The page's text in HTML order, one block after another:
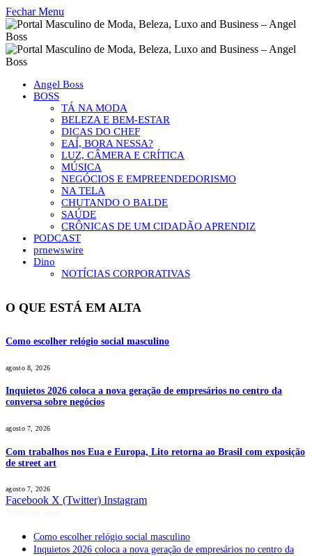
Fechar Menu
Angel Boss
BOSS
TÁ NA MODA
BELEZA E BEM-ESTAR
DICAS DO CHEF
EAÍ, BORA NESSA?
LUZ, CÂMERA E CRÍTICA
MÚSICA
NEGÓCIOS E EMPREENDEDORISMO
NA TELA
CHUTANDO O BALDE
SAÚDE
CRÔNICAS DE UM CIDADÃO APRENDIZ
PODCAST
prnewswire
Dino
NOTÍCIAS CORPORATIVAS
O QUE ESTÁ EM ALTA
Como escolher relógio social masculino
agosto 8, 2026
Inquietos 2026 coloca a nova geração de empresários no centro da
conversa sobre negócios
agosto 7, 2026
Com trabalhos nos Eua e Europa, Lito retorna ao Brasil com exposição
de street art
agosto 7, 2026
Facebook X (Twitter) Instagram
Como escolher relógio social masculino
Inquietos 2026 coloca a nova geração de empresários no centro da